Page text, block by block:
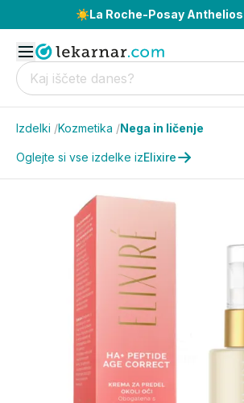
☀️La Roche-Posay
Izdelki /Kozmetika /Nega in ličenje
Oglejte si vse izdelke izElixire